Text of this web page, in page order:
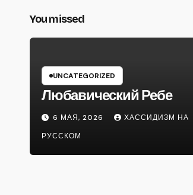
You missed
UNCATEGORIZED
Любавический Ребе
6 МАЯ, 2026
ХАССИДИЗМ НА
РУССКОМ